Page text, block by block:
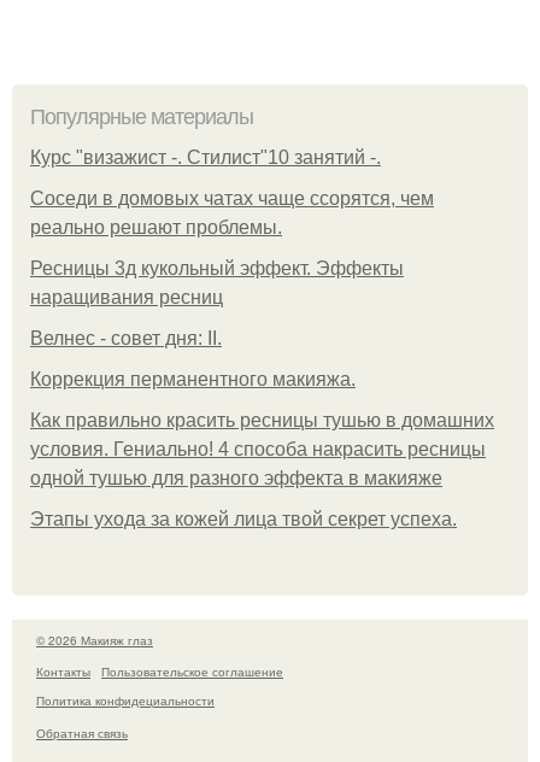
Популярные материалы
Курс "визажист -. Стилист"10 занятий -.
Соседи в домовых чатах чаще ссорятся, чем
реально решают проблемы.
Ресницы 3д кукольный эффект. Эффекты
наращивания ресниц
Велнес - совет дня: II.
Коррекция перманентного макияжа.
Как правильно красить ресницы тушью в домашних
условия. Гениально! 4 способа накрасить ресницы
одной тушью для разного эффекта в макияже
Этапы ухода за кожей лица твой секрет успеха.
© 2026 Макияж глаз
Контакты
Пользовательское соглашение
Политика конфидециальности
Обратная связь